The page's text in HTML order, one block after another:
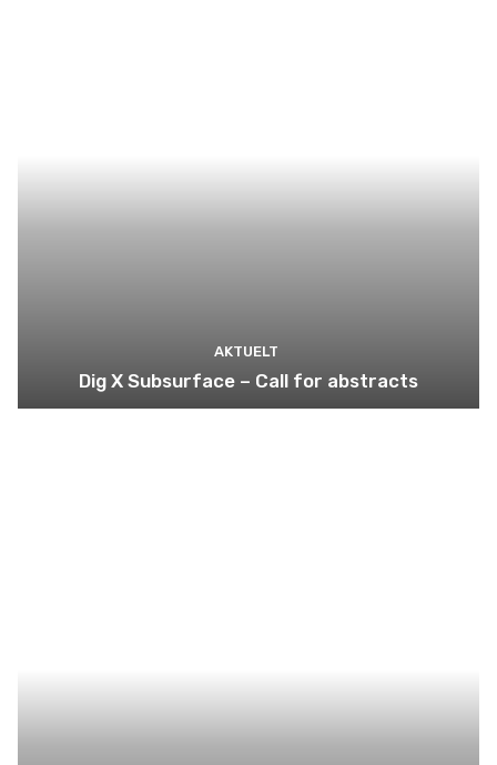
AKTUELT
Dig X Subsurface – Call for abstracts